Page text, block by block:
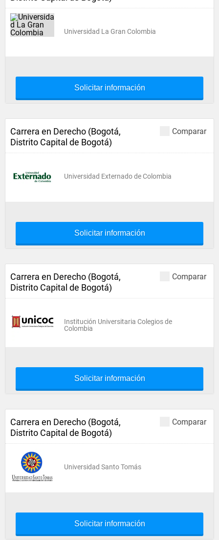
Universidad La Gran Colombia
Solicitar información
Comparar
Carrera en Derecho (Bogotá,
Distrito Capital de Bogotá)
Universidad Externado de Colombia
Solicitar información
Comparar
Carrera en Derecho (Bogotá,
Distrito Capital de Bogotá)
Institución Universitaria Colegios de
Colombia
Solicitar información
Comparar
Carrera en Derecho (Bogotá,
Distrito Capital de Bogotá)
Universidad Santo Tomás
Solicitar información